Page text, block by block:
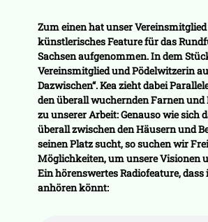
Zum einen hat unser Vereinsmitglied
künstlerisches Feature für das
Sachsen aufgenommen. In dem
Vereinsmitglied und Pödelwitzerin
Dazwischen“. Kea zieht dabei
den überall wuchernden Farnen und
zu unserer Arbeit: Genauso wie sich
überall zwischen den Häusern und
seinen Platz sucht, so suchen wir
Möglichkeiten, um unsere Visionen
Ein hörenswertes Radiofeature,
anhören könnt: